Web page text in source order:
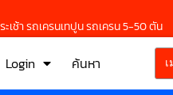
เช้า รถเครนเทปูน รถเครน 5-50 ตัน
Login ค้นหา